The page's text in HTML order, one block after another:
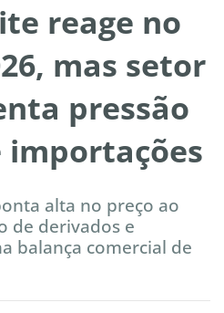
reage no
mas setor
pressão
importações
alta no preço ao
de derivados e
balança comercial de